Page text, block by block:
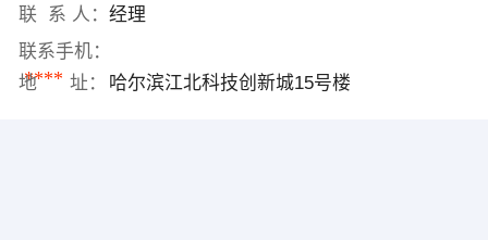
联 系 人： 经理
联系手机：
****
地 址： 哈尔滨江北科技创新城15号楼